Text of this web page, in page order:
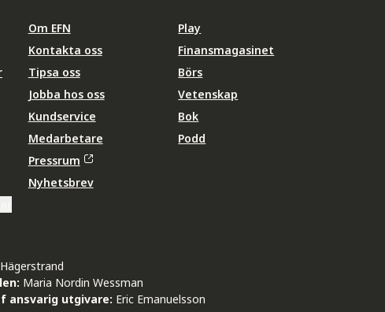
Om EFN
Kontakta oss
Tipsa oss
Jobba hos oss
Kundservice
Medarbetare
Pressrum
Nyhetsbrev
Play
Finansmagasinet
Börs
Vetenskap
Bok
Podd
Maria Nordin Wessman
ansvarig utgivare: Eric Emanuelsson